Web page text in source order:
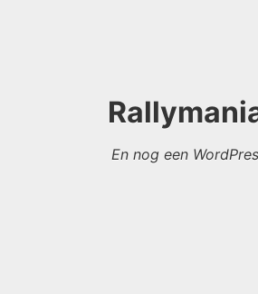
En nog een